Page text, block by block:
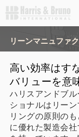
リーンマニュファ
高い効率はす
バリューを意
ハリスアンドブ
ショナルはリー
リングの原則の
に優れた製造会